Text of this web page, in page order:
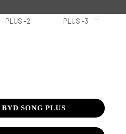
SONG PLUS